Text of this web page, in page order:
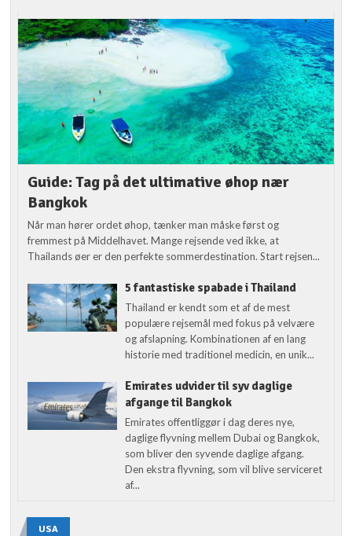
Guide: Tag på det ultimative øhop nær
Bangkok
Når man hører ordet øhop, tænker man måske først og
fremmest på Middelhavet. Mange rejsende ved ikke, at
Thailands øer er den perfekte sommerdestination. Start rejsen...
5 fantastiske spabade i Thailand
Thailand er kendt som et af de mest
populære rejsemål med fokus på velvære
og afslapning. Kombinationen af en lang
historie med traditionel medicin, en unik...
Emirates udvider til syv daglige
afgange til Bangkok
Emirates offentliggør i dag deres nye,
daglige flyvning mellem Dubai og Bangkok,
som bliver den syvende daglige afgang.
Den ekstra flyvning, som vil blive serviceret
af...
USA